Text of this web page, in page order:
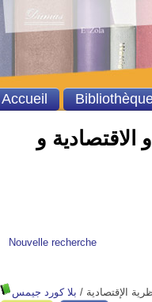
الاقتصادية و
Nouvelle recherche
الإقتصادية / بلا كورد جيمس
Accueil